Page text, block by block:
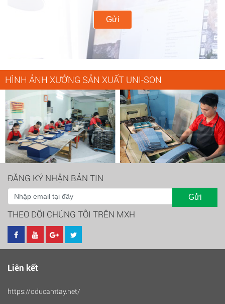
Gửi
HÌNH ẢNH XƯỞNG SẢN XUẤT UNI-SON
ĐĂNG KÝ NHẬN BẢN TIN
Gửi
THEO DÕI CHÚNG TÔI TRÊN MXH
Liên kết
https://oducamtay.net/